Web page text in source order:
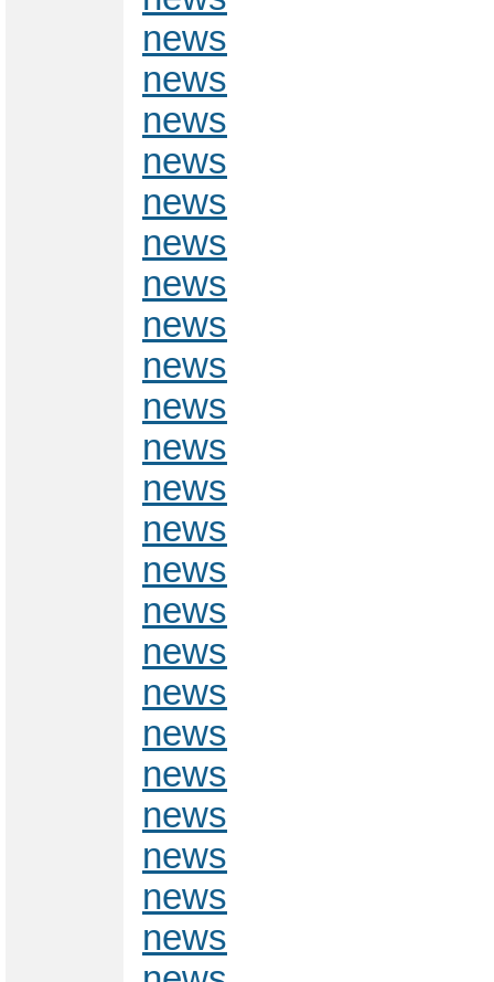
news
news
news
news
news
news
news
news
news
news
news
news
news
news
news
news
news
news
news
news
news
news
news